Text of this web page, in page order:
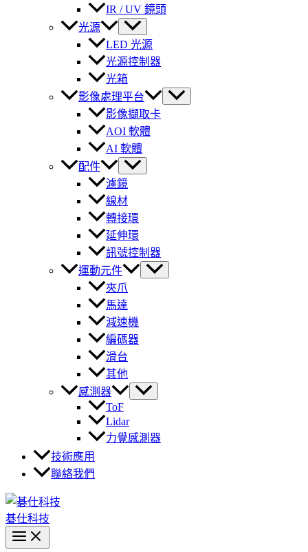
IR / UV 鏡頭
光源
LED 光源
光源控制器
光箱
影像處理平台
影像擷取卡
AOI 軟體
AI 軟體
配件
濾鏡
線材
轉接環
延伸環
訊號控制器
運動元件
夾爪
馬達
減速機
編碼器
滑台
其他
感測器
ToF
Lidar
力覺感測器
技術應用
聯絡我們
碁仕科技